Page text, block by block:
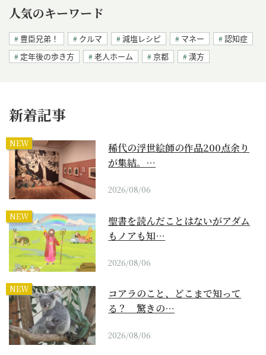
人気のキーワード
豊臣兄弟！ クルマ 減塩レシピ マネー
認知症
定年後の歩き方
老人ホーム 京都 漢方
新着記事
NEW
稀代の浮世絵師の作品200点余り
が集結。…
2026/08/06
NEW
聖書を読んだことはないがアダム
もノアも知…
2026/08/06
NEW
コアラのこと、どこまで知って
る？ 驚きの…
2026/08/06